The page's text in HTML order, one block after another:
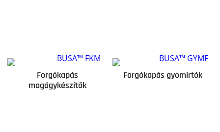
Forgókapás
magágykészítők
Forgókapás gyomirtók